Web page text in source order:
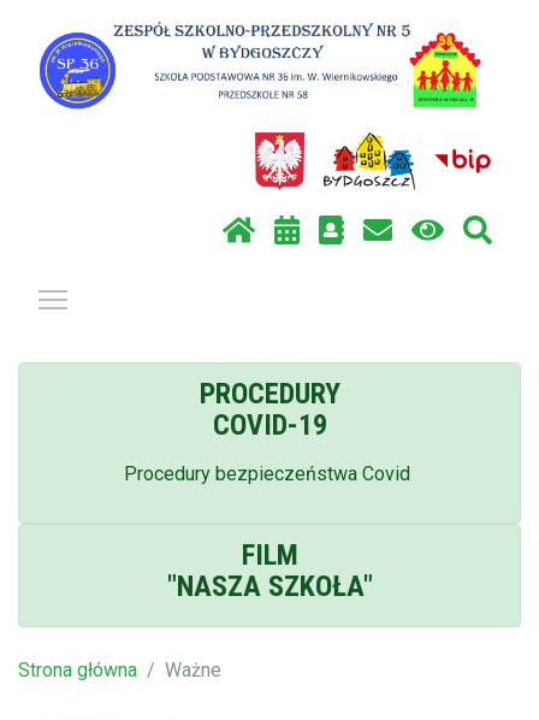
PROCEDURY
COVID-19
Procedury bezpieczeństwa Covid
FILM
"NASZA SZKOŁA"
Strona główna Ważne